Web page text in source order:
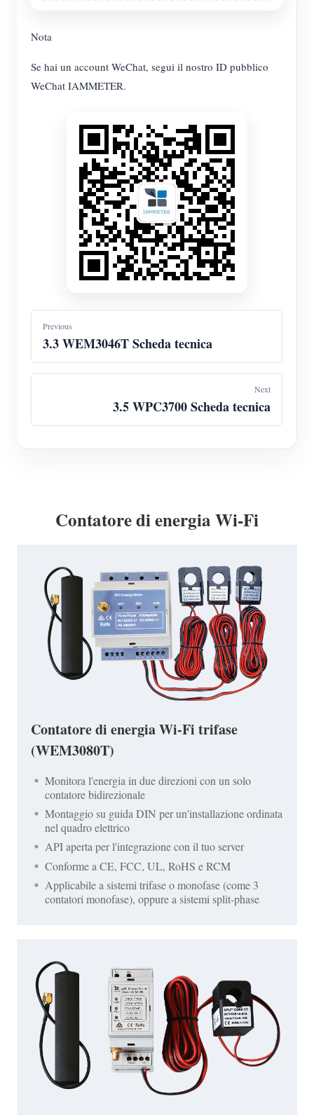
Nota
Se hai un account WeChat, segui il nostro ID pubblico
WeChat IAMMETER.
Previous
3.3 WEM3046T Scheda tecnica
Next
3.5 WPC3700 Scheda tecnica
Contatore di energia Wi-Fi
Contatore di energia Wi-Fi trifase
(WEM3080T)
Monitora l'energia in due direzioni con un solo
contatore bidirezionale
Montaggio su guida DIN per un'installazione ordinata
nel quadro elettrico
API aperta per l'integrazione con il tuo server
Conforme a CE, FCC, UL, RoHS e RCM
Applicabile a sistemi trifase o monofase (come 3
contatori monofase), oppure a sistemi split-phase